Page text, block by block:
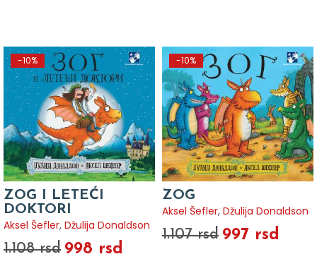
-10%
ZOG I LETEĆI
DOKTORI
Aksel Šefler, Džulija Donaldson
1.108 rsd 998 rsd
-10%
ZOG
Aksel Šefler, Džulija Donaldson
1.107 rsd 997 rsd